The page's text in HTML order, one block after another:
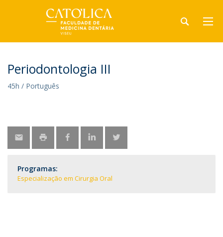
Periodontologia III
45h / Português
Programas:
Especialização em Cirurgia Oral